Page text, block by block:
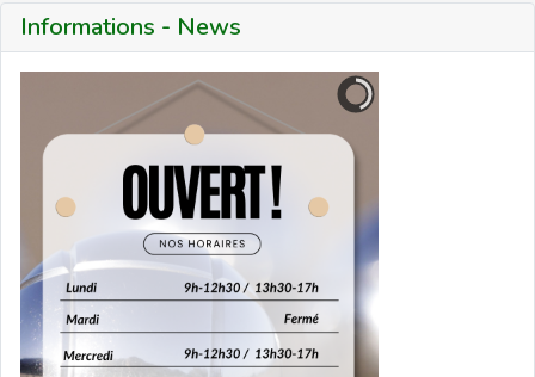
Informations - News